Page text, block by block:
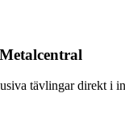
tävlingar direkt i